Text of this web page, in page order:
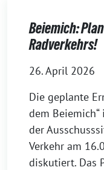
Beiemich:
Radverkehrs!
26. April 2026
Die geplante
dem
der
Verkehr am
diskutiert. Das